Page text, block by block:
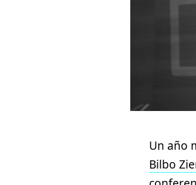
Un año
Bilbo